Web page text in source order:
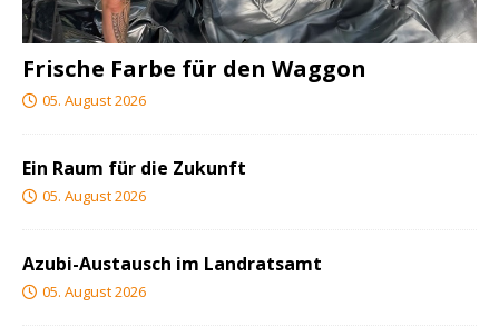
Frische Farbe für den Waggon
05. August 2026
Ein Raum für die Zukunft
05. August 2026
Azubi-Austausch im Landratsamt
05. August 2026